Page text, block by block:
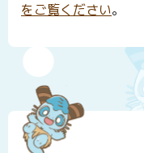
をご覧ください。